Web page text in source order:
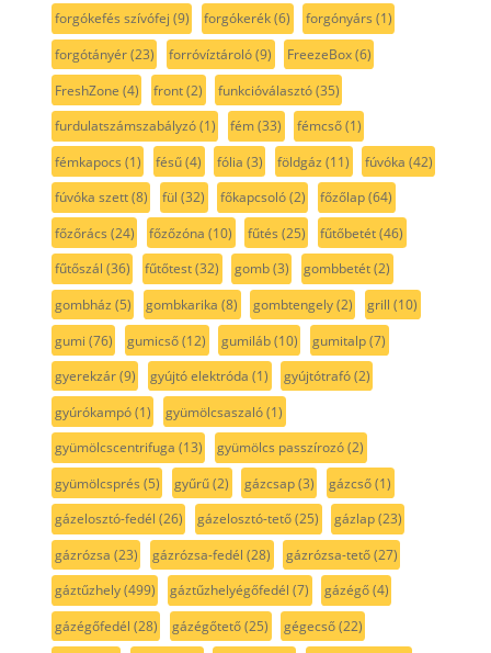
forgókefés szívófej (9) forgókerék(6) forgónyárs (1)
forgótányér(23) forróvíztároló(9) FreezeBox(6)
FreshZone (4) front(2) funkcióválasztó(35)
furdulatszámszabályzó(1) fém(33) fémcső(1)
fémkapocs (1) fésű(4) fólia (3) földgáz (11) fúvóka (42)
fúvóka szett(8) fül (32) főkapcsoló(2) főzőlap(64)
főzőrács (24) főzőzóna (10) fűtés (25) fűtőbetét(46)
fűtőszál (36) fűtőtest(32) gomb(3) gombbetét(2)
gombház (5) gombkarika (8) gombtengely(2) grill (10)
gumi (76) gumicső(12) gumiláb(10) gumitalp(7)
gyerekzár(9) gyújtó elektróda (1) gyújtótrafó(2)
gyúrókampó(1) gyümölcsaszaló(1)
gyümölcscentrifuga (13) gyümölcs passzírozó(2)
gyümölcsprés (5) gyűrű(2) gázcsap(3) gázcső(1)
gázelosztó-fedél (26) gázelosztó-tető(25) gázlap(23)
gázrózsa (23) gázrózsa-fedél (28) gázrózsa-tető(27)
gáztűzhely(499) gáztűzhelyégőfedél (7) gázégő(4)
gázégőfedél (28) gázégőtető(25) gégecső(22)